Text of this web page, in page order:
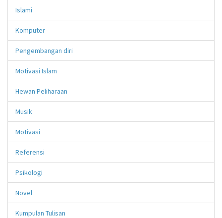
Islami
Komputer
Pengembangan diri
Motivasi Islam
Hewan Peliharaan
Musik
Motivasi
Referensi
Psikologi
Novel
Kumpulan Tulisan